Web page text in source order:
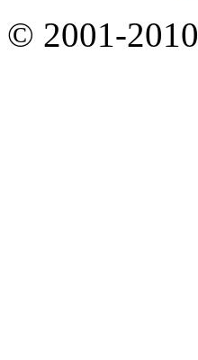
© 2001-2010